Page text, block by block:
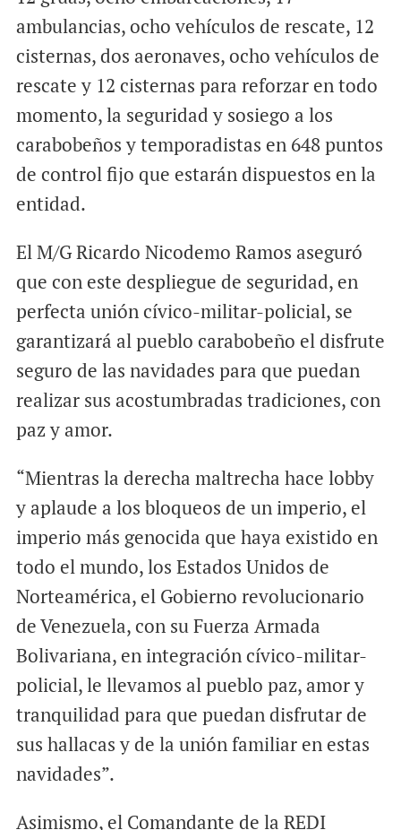
ambulancias, ocho vehículos de rescate, 12
cisternas, dos aeronaves, ocho vehículos de
rescate y 12 cisternas para reforzar en todo
momento, la seguridad y sosiego a los
carabobeños y temporadistas en 648 puntos
de control fijo que estarán dispuestos en la
entidad.
El M/G Ricardo Nicodemo Ramos aseguró
que con este despliegue de seguridad, en
perfecta unión cívico-militar-policial, se
garantizará al pueblo carabobeño el disfrute
seguro de las navidades para que puedan
realizar sus acostumbradas tradiciones, con
paz y amor.
“Mientras la derecha maltrecha hace lobby
y aplaude a los bloqueos de un imperio, el
imperio más genocida que haya existido en
todo el mundo, los Estados Unidos de
Norteamérica, el Gobierno revolucionario
de Venezuela, con su Fuerza Armada
Bolivariana, en integración cívico-militar-
policial, le llevamos al pueblo paz, amor y
tranquilidad para que puedan disfrutar de
sus hallacas y de la unión familiar en estas
navidades”.
Asimismo, el Comandante de la REDI